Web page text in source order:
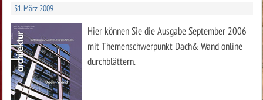
31. März 2009
Hier können Sie die Ausgabe September 2006
mit Themenschwerpunkt Dach& Wand online
durchblättern.